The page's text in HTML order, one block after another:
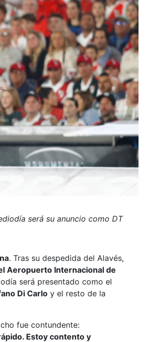
será su anuncio como DT
. Tras su despedida del Alavés,
Aeropuerto Internacional de
será presentado como el
Di Carlo y el resto de la
fue contundente:
Estoy contento y